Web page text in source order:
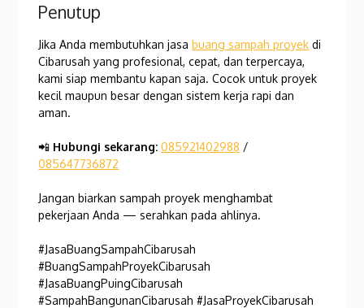
Penutup
Jika Anda membutuhkan jasabuang sampah proyek di
Cibarusah yang profesional, cepat, dan terpercaya,
kami siap membantu kapan saja. Cocok untuk proyek
kecil maupun besar dengan sistem kerja rapi dan
aman.
📲 Hubungi sekarang: 085921402988 /
085647736872
Jangan biarkan sampah proyek menghambat
pekerjaan Anda — serahkan pada ahlinya.
#JasaBuangSampahCibarusah
#BuangSampahProyekCibarusah
#JasaBuangPuingCibarusah
#SampahBangunanCibarusah #JasaProyekCibarusah